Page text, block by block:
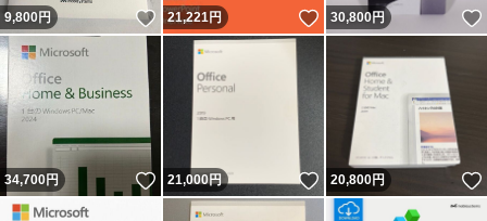
9,800円 いいね！
21,221円 いいね！
30,800円
34,700円 いいね！
21,000円 いいね！
20,800円